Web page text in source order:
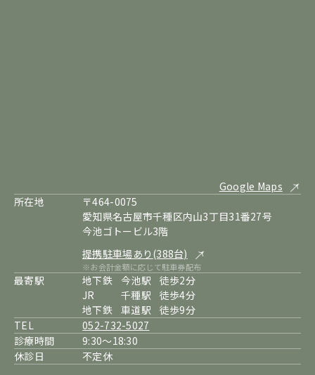
Google Maps
所在地
〒464-0075
愛知県名古屋市千種区内山3丁目31番27号
今池ゴトービル3階
提携駐車場あり(388台)
※お会計金額に応じて駐車券配布
最寄駅 地下鉄 今池駅
徒歩2分
JR
千種駅
徒歩4分
地下鉄
車道駅
徒歩9分
TEL
052-732-5027
診療時間
9:30～18:30
休診日
不定休